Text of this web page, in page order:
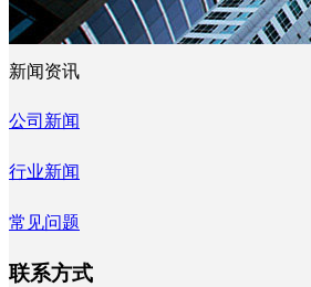
新闻资讯
公司新闻
行业新闻
常见问题
联系方式